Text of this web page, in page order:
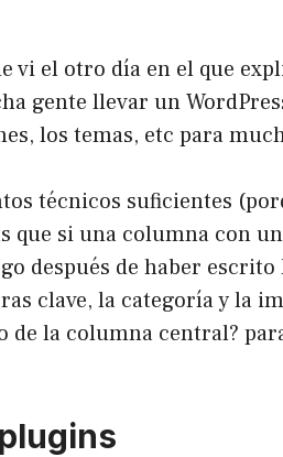
vi el otro día en el que
gente llevar un
los temas, etc para
técnicos suficientes
que si una columna con
después de haber
clave, la categoría y la
de la columna central?